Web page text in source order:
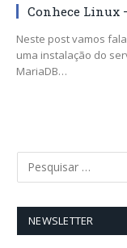
Conhece Linux
Neste post vamos
uma instalação do
MariaDB…
NEWSLETTER